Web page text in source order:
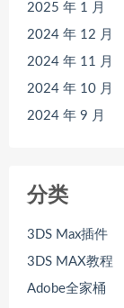
2025 年 1 月
2024 年 12 月
2024 年 11 月
2024 年 10 月
2024 年 9 月
分类
3DS Max插件
3DS MAX教程
Adobe全家桶